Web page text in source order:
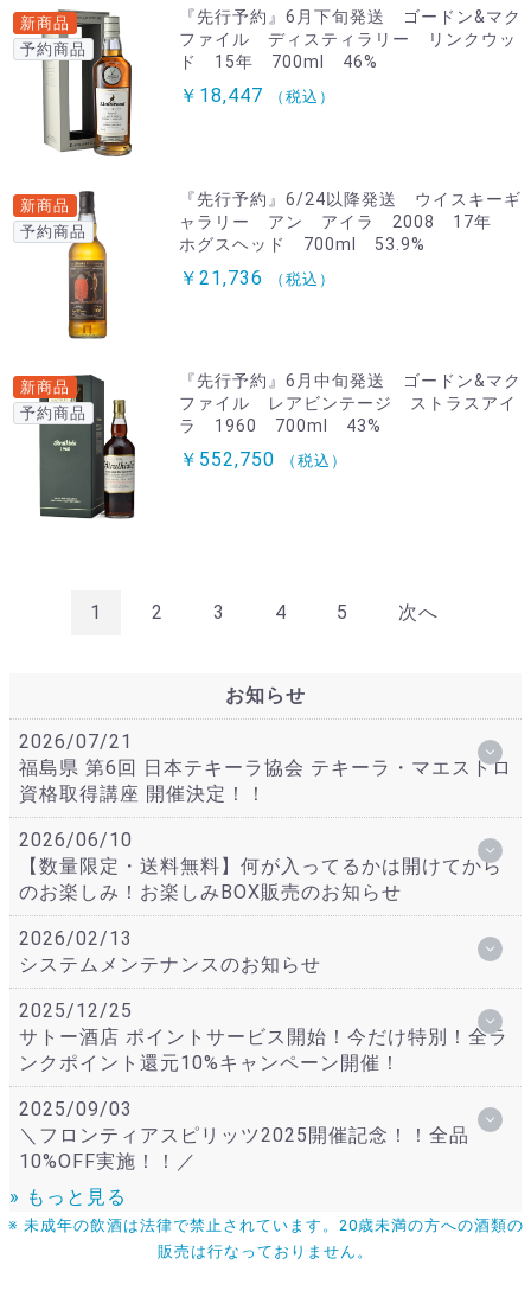
新商品
予約商品
『先行予約』6月下旬発送 ゴードン&マク
ファイル ディスティラリー リンクウッ
ド 15年 700ml 46%
￥18,447 （税込）
新商品
予約商品
『先行予約』6/24以降発送 ウイスキーギ
ャラリー アン アイラ 2008 17年
ホグスヘッド 700ml 53.9%
￥21,736 （税込）
新商品
予約商品
『先行予約』6月中旬発送 ゴードン&マク
ファイル レアビンテージ ストラスアイ
ラ 1960 700ml 43%
￥552,750 （税込）
1 2 3 4 5 次へ
お知らせ
2026/07/21
福島県 第6回 日本テキーラ協会 テキーラ・マエストロ
資格取得講座 開催決定！！
2026/06/10
【数量限定・送料無料】何が入ってるかは開けてから
のお楽しみ！お楽しみBOX販売のお知らせ
2026/02/13
システムメンテナンスのお知らせ
2025/12/25
サトー酒店 ポイントサービス開始！今だけ特別！全ラ
ンクポイント還元10%キャンペーン開催！
2025/09/03
＼フロンティアスピリッツ2025開催記念！！全品
10%OFF実施！！／
» もっと見る
※ 未成年の飲酒は法律で禁止されています。20歳未満の方への酒類の
販売は行なっておりません。